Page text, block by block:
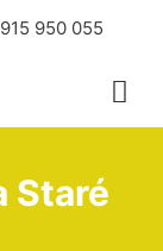
950 055
Staré